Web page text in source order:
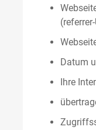
Datum
Ihre